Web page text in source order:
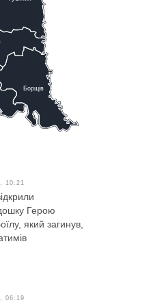
Борщів
10:21
Герою
який загинув,
06:19